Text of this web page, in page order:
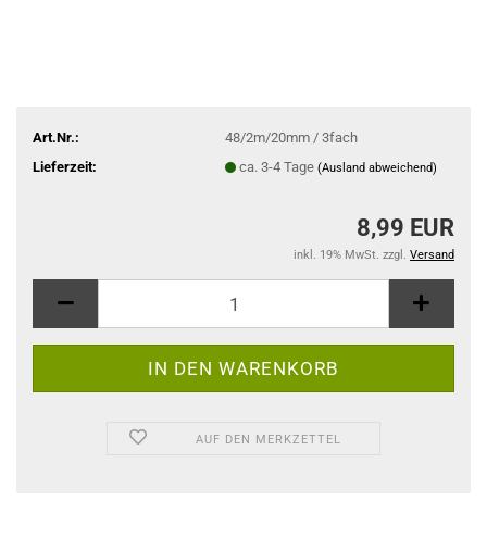
Art.Nr.:
48/2m/20mm / 3fach
Lieferzeit:
ca. 3-4 Tage (Ausland abweichend)
8,99 EUR
inkl. 19% MwSt. zzgl. Versand
AUF DEN MERKZETTEL